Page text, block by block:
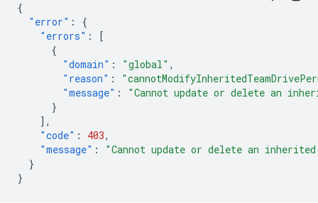
{
"error" :
{
"errors" :
[
{
"domain" : "global" ,
"reason" :
"message" :
"Cannot update or delete an
}
],
"code" : 403,
"message" :
"Cannot update or delete an
}
}